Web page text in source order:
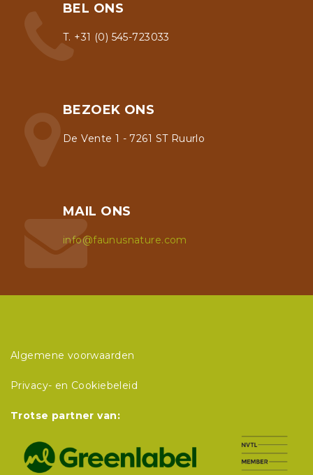
BEL ONS
T. +31 (0) 545-723033
BEZOEK ONS
De Vente 1 - 7261 ST Ruurlo
MAIL ONS
info@faunusnature.com
Algemene voorwaarden
Privacy- en Cookiebeleid
Trotse partner van: